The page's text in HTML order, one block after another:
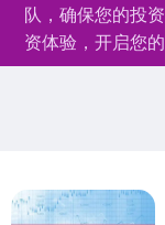
队，确保您的投
资体验，开启您